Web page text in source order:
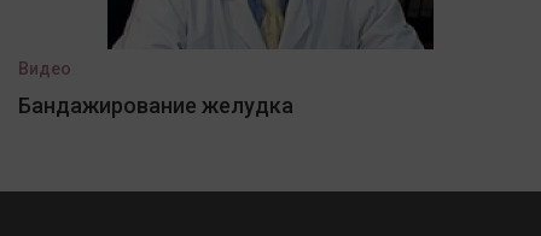
Видео
Бандажирование желудка